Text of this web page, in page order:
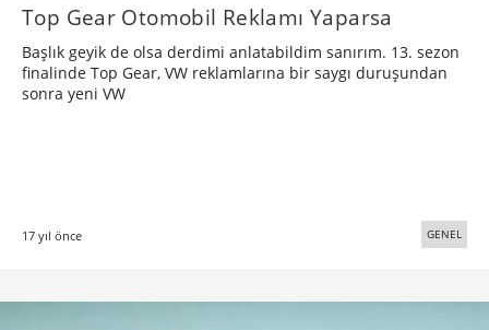
Top Gear Otomobil Reklamı Yaparsa
Başlık geyik de olsa derdimi anlatabildim sanırım. 13. sezon
finalinde Top Gear, VW reklamlarına bir saygı duruşundan
sonra yeni VW
17 yıl önce GENEL